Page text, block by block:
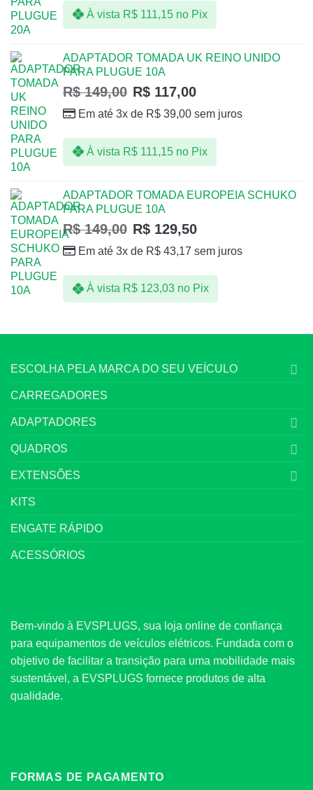
À vista R$111,15 no Pix
ADAPTADOR TOMADA UK REINO UNIDO
PARA PLUGUE 10A
R$149,00 R$ 117,00
Em até 3x de R$ 39,00 sem juros
À vista R$111,15 no Pix
ADAPTADOR TOMADA EUROPEIA SCHUKO
PARA PLUGUE 10A
R$149,00 R$ 129,50
Em até 3x de R$ 43,17 sem juros
À vista R$123,03 no Pix
ESCOLHA PELA MARCA DO SEU VEÍCULO
CARREGADORES
ADAPTADORES
QUADROS
EXTENSÕES
KITS
ENGATE RÁPIDO
ACESSÓRIOS
Bem-vindo à EVSPLUGS, sua loja online de confiança
para equipamentos de veículos elétricos. Fundada com o
objetivo de facilitar a transição para uma mobilidade mais
sustentável, a EVSPLUGS fornece produtos de alta
qualidade.
FORMAS DE PAGAMENTO